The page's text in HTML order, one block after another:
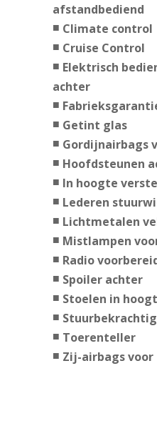
afstandbediend
Climate control
Cruise Control
Elektrisch
achter
Getint glas
Gordijnairbags
Hoofdsteunen
In hoogte
Lederen
Lichtmetalen
Mistlampen
Radio
Spoiler achter
Stoelen in
Toerenteller
Zij-airbags voor